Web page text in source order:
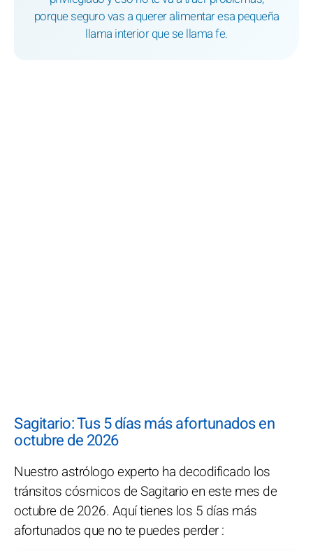
porque seguro vas a querer alimentar esa pequeña
llama interior que se llama fe.
Sagitario: Tus 5 días más afortunados en
octubre de 2026
Nuestro astrólogo experto ha decodificado los
tránsitos cósmicos de Sagitario en este mes de
octubre de 2026. Aquí tienes los 5 días más
afortunados que no te puedes perder :